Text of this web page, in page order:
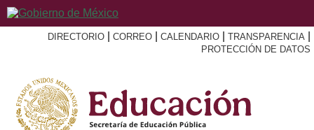
DIRECTORIO CORREO CALENDARIO TRANSPARENCIA
PROTECCIÓN DE DATOS